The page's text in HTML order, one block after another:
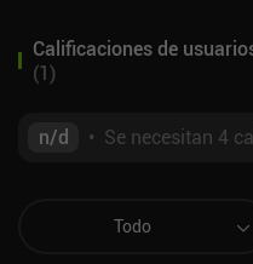
Calificaciones de
(1)
n/d • Se necesitan 4
Todo